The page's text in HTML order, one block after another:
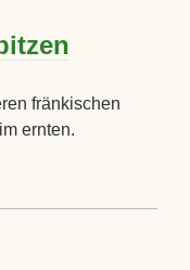
fränkischen
ernten.